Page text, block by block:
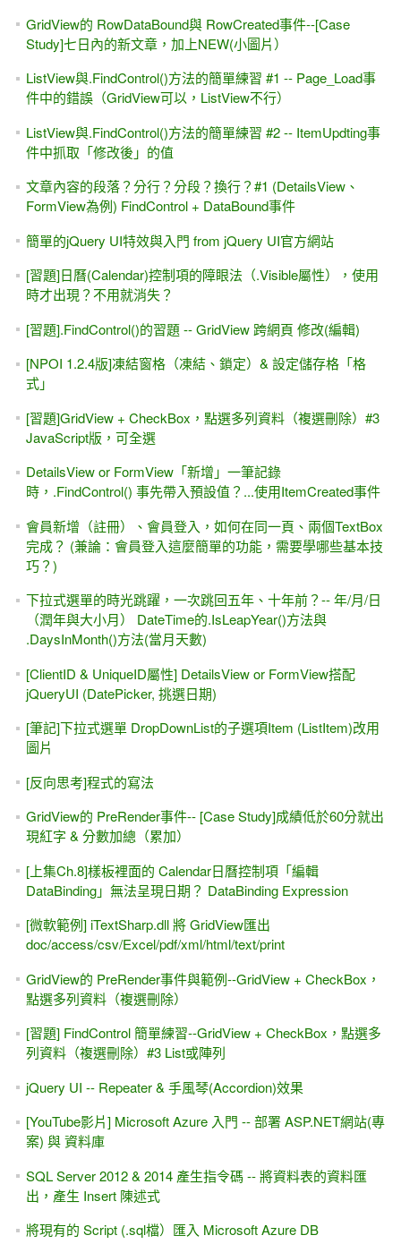
GridView的 RowDataBound與 RowCreated事件--[Case
Study]七日內的新文章，加上NEW(小圖片）
ListView與.FindControl()方法的簡單練習 #1 -- Page_Load事
件中的錯誤（GridView可以，ListView不行）
ListView與.FindControl()方法的簡單練習 #2 -- ItemUpdting事
件中抓取「修改後」的值
文章內容的段落？分行？分段？換行？#1 (DetailsView、
FormView為例) FindControl + DataBound事件
簡單的jQuery UI特效與入門 from jQuery UI官方網站
[習題]日曆(Calendar)控制項的障眼法（.Visible屬性），使用
時才出現？不用就消失？
[習題].FindControl()的習題 -- GridView 跨網頁 修改(編輯)
[NPOI 1.2.4版]凍結窗格（凍結、鎖定）& 設定儲存格「格
式」
[習題]GridView + CheckBox，點選多列資料（複選刪除）#3
JavaScript版，可全選
DetailsView or FormView「新增」一筆記錄
時，.FindControl() 事先帶入預設值？...使用ItemCreated事件
會員新增（註冊）、會員登入，如何在同一頁、兩個TextBox
完成？ (兼論：會員登入這麼簡單的功能，需要學哪些基本技
巧？)
下拉式選單的時光跳躍，一次跳回五年、十年前？-- 年/月/日
（潤年與大小月） DateTime的.IsLeapYear()方法與
.DaysInMonth()方法(當月天數)
[ClientID & UniqueID屬性] DetailsView or FormView搭配
jQueryUI (DatePicker, 挑選日期)
[筆記]下拉式選單 DropDownList的子選項Item (ListItem)改用
圖片
[反向思考]程式的寫法
GridView的 PreRender事件-- [Case Study]成績低於60分就出
現紅字 & 分數加總（累加）
[上集Ch.8]樣板裡面的 Calendar日曆控制項「編輯
DataBinding」無法呈現日期？ DataBinding Expression
[微軟範例] iTextSharp.dll 將 GridView匯出
doc/access/csv/Excel/pdf/xml/html/text/print
GridView的 PreRender事件與範例--GridView + CheckBox，
點選多列資料（複選刪除）
[習題] FindControl 簡單練習--GridView + CheckBox，點選多
列資料（複選刪除）#3 List或陣列
jQuery UI -- Repeater & 手風琴(Accordion)效果
[YouTube影片] Microsoft Azure 入門 -- 部署 ASP.NET網站(專
案) 與 資料庫
SQL Server 2012 & 2014 產生指令碼 -- 將資料表的資料匯
出，產生 Insert 陳述式
將現有的 Script (.sql檔）匯入 Microsoft Azure DB